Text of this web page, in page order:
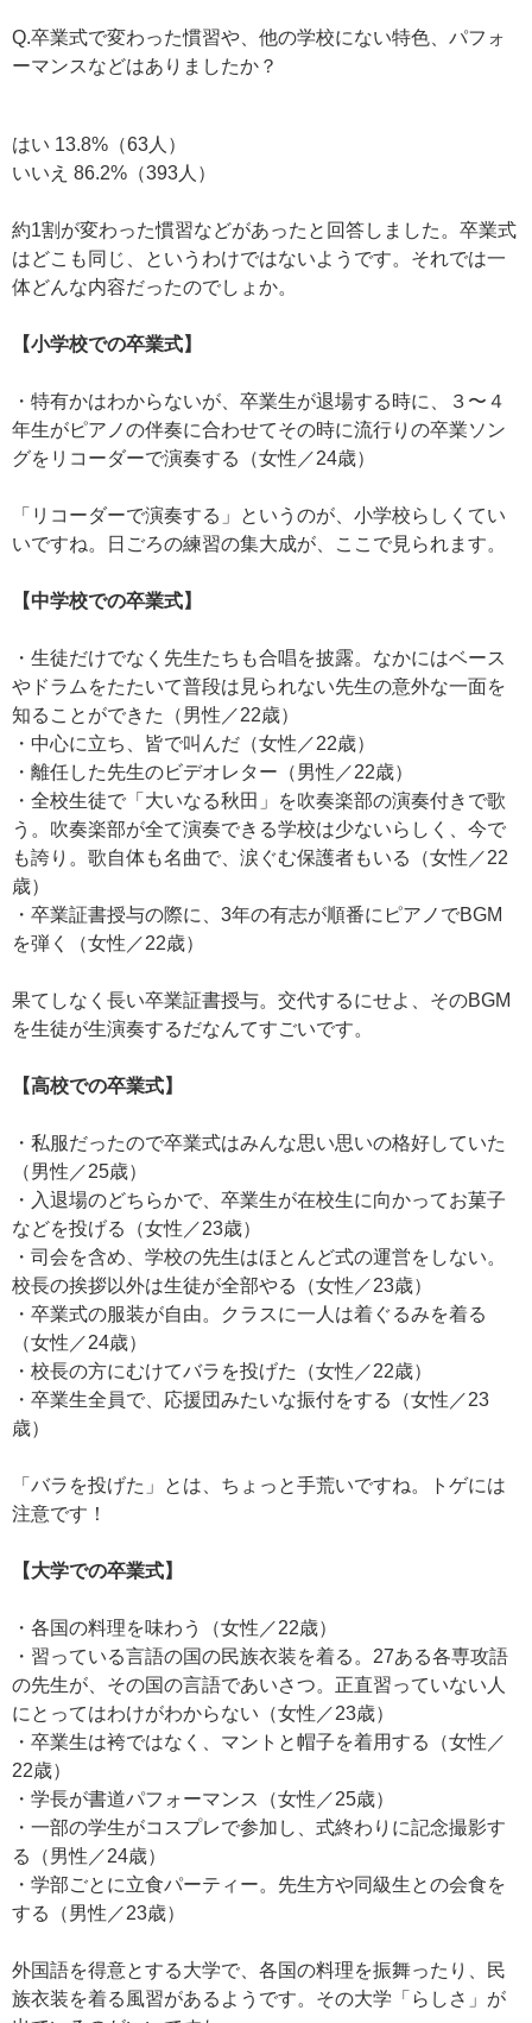
Q.卒業式で変わった慣習や、他の学校にない特色、パフォ
ーマンスなどはありましたか？
はい 13.8%（63人）
いいえ 86.2%（393人）
約1割が変わった慣習などがあったと回答しました。卒業式
はどこも同じ、というわけではないようです。それでは一
体どんな内容だったのでしょか。
【小学校での卒業式】
・特有かはわからないが、卒業生が退場する時に、３〜４
年生がピアノの伴奏に合わせてその時に流行りの卒業ソン
グをリコーダーで演奏する（女性／24歳）
「リコーダーで演奏する」というのが、小学校らしくてい
いですね。日ごろの練習の集大成が、ここで見られます。
【中学校での卒業式】
・生徒だけでなく先生たちも合唱を披露。なかにはベース
やドラムをたたいて普段は見られない先生の意外な一面を
知ることができた（男性／22歳）
・中心に立ち、皆で叫んだ（女性／22歳）
・離任した先生のビデオレター（男性／22歳）
・全校生徒で「大いなる秋田」を吹奏楽部の演奏付きで歌
う。吹奏楽部が全て演奏できる学校は少ないらしく、今で
も誇り。歌自体も名曲で、涙ぐむ保護者もいる（女性／22
歳）
・卒業証書授与の際に、3年の有志が順番にピアノでBGM
を弾く（女性／22歳）
果てしなく長い卒業証書授与。交代するにせよ、そのBGM
を生徒が生演奏するだなんてすごいです。
【高校での卒業式】
・私服だったので卒業式はみんな思い思いの格好していた
（男性／25歳）
・入退場のどちらかで、卒業生が在校生に向かってお菓子
などを投げる（女性／23歳）
・司会を含め、学校の先生はほとんど式の運営をしない。
校長の挨拶以外は生徒が全部やる（女性／23歳）
・卒業式の服装が自由。クラスに一人は着ぐるみを着る
（女性／24歳）
・校長の方にむけてバラを投げた（女性／22歳）
・卒業生全員で、応援団みたいな振付をする（女性／23
歳）
「バラを投げた」とは、ちょっと手荒いですね。トゲには
注意です！
【大学での卒業式】
・各国の料理を味わう（女性／22歳）
・習っている言語の国の民族衣装を着る。27ある各専攻語
の先生が、その国の言語であいさつ。正直習っていない人
にとってはわけがわからない（女性／23歳）
・卒業生は袴ではなく、マントと帽子を着用する（女性／
22歳）
・学長が書道パフォーマンス（女性／25歳）
・一部の学生がコスプレで参加し、式終わりに記念撮影す
る（男性／24歳）
・学部ごとに立食パーティー。先生方や同級生との会食を
する（男性／23歳）
外国語を得意とする大学で、各国の料理を振舞ったり、民
族衣装を着る風習があるようです。その大学「らしさ」が